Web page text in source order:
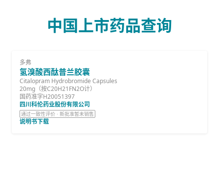
中国上市药品查询
多弗
氢溴酸西酞普兰胶囊
Citalopram Hydrobromide Capsules
20mg（按C20H21FN2O计）
国药准字H20051397
四川科伦药业股份有限公司
通过一致性评价 · 新批准暂未销售
说明书下载